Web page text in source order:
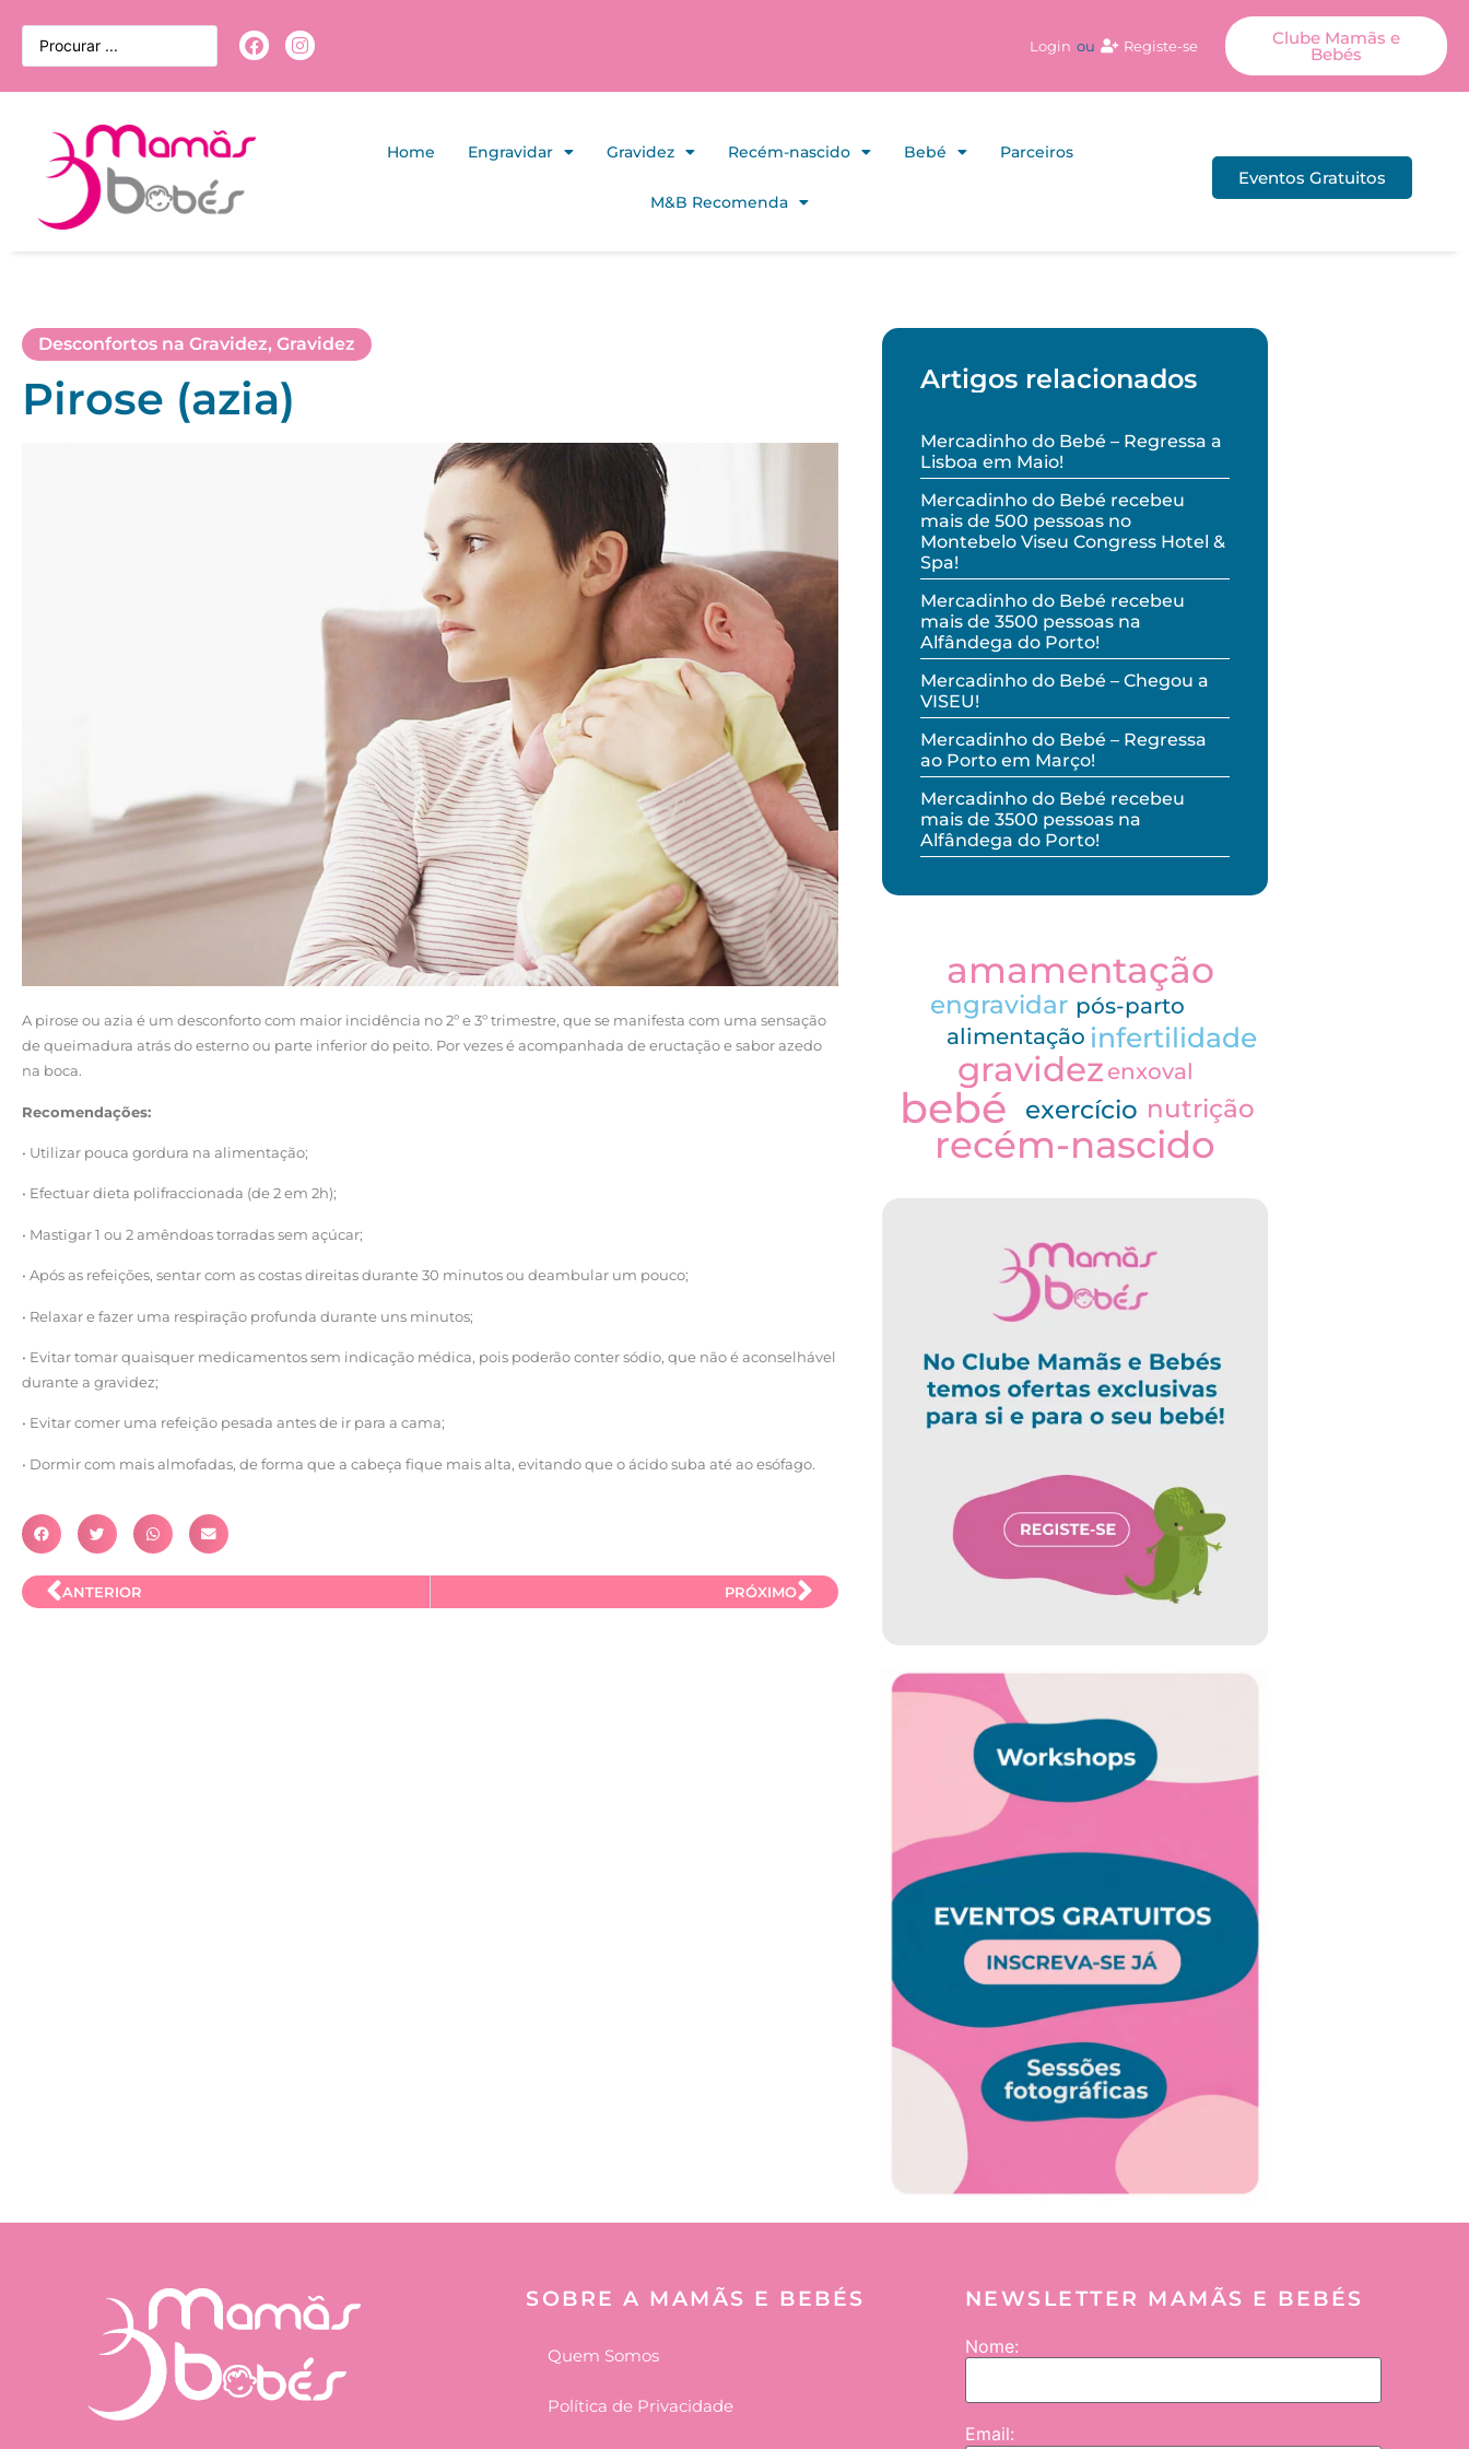
Login ou Registe-se Clube Mamãs e
Bebés
Home Engravidar Gravidez Recém-nascido Bebé Parceiros
M&B Recomenda
Eventos Gratuitos
Desconfortos na Gravidez, Gravidez
Pirose (azia)
A pirose ou azia é um desconforto com maior incidência no 2º e 3º trimestre, que se manifesta com uma sensação
de queimadura atrás do esterno ou parte inferior do peito. Por vezes é acompanhada de eructação e sabor azedo
na boca.
Recomendações:
• Utilizar pouca gordura na alimentação;
• Efectuar dieta polifraccionada (de 2 em 2h);
• Mastigar 1 ou 2 amêndoas torradas sem açúcar;
• Após as refeições, sentar com as costas direitas durante 30 minutos ou deambular um pouco;
• Relaxar e fazer uma respiração profunda durante uns minutos;
• Evitar tomar quaisquer medicamentos sem indicação médica, pois poderão conter sódio, que não é aconselhável
durante a gravidez;
• Evitar comer uma refeição pesada antes de ir para a cama;
• Dormir com mais almofadas, de forma que a cabeça fique mais alta, evitando que o ácido suba até ao esófago.
ANTERIOR PRÓXIMO
Artigos relacionados
Mercadinho do Bebé – Regressa a
Lisboa em Maio!
Mercadinho do Bebé recebeu
mais de 500 pessoas no
Montebelo Viseu Congress Hotel &
Spa!
Mercadinho do Bebé recebeu
mais de 3500 pessoas na
Alfândega do Porto!
Mercadinho do Bebé – Chegou a
VISEU!
Mercadinho do Bebé – Regressa
ao Porto em Março!
Mercadinho do Bebé recebeu
mais de 3500 pessoas na
Alfândega do Porto!
amamentação
engravidar pós-parto
alimentação infertilidade
gravidez enxoval
bebé exercício nutrição
recém-nascido
SOBRE A MAMÃS E BEBÉS
Quem Somos
Política de Privacidade
NEWSLETTER MAMÃS E BEBÉS
Nome:
Email: